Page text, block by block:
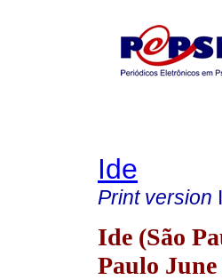
Ide
Print version
Ide (São
Paulo June